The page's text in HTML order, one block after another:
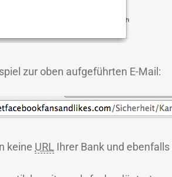
zur oben aufgeführten E-Mail:
keine URL Ihrer Bank und